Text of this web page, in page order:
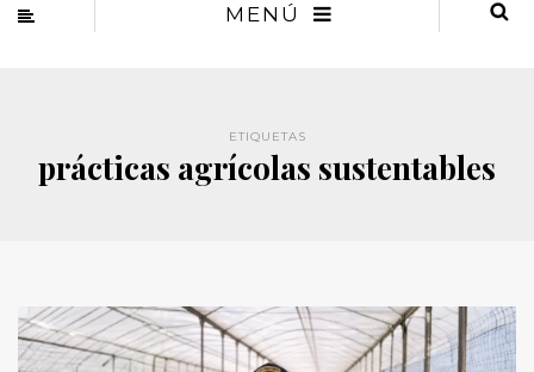
MENÚ
ETIQUETAS
prácticas agrícolas sustentables